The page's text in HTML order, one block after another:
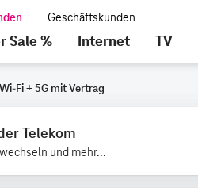
Sale % Internet TV
Fi + 5G mit Vertrag
Telekom
und mehr...